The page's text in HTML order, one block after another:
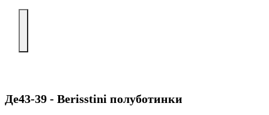
Де43-39 - Berisstini полуботинки